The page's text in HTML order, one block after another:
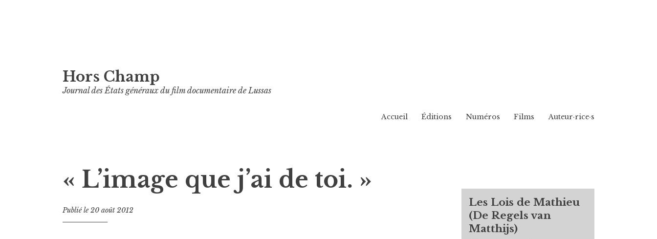
au
contenu
Hors Champ
Journal des États généraux du film documentaire de Lussas
Accueil Éditions Numéros Films Auteur·rice·s
« L’image que j’ai de toi. »
Publié le20 août 2012
Les Lois de Mathieu
(De Regels van
Matthijs)